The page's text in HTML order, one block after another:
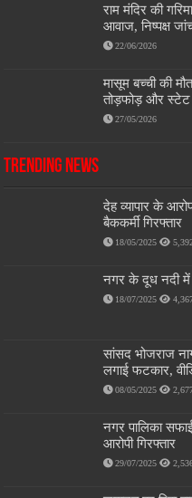
राम मंदिर की
आवाज, निष्पक्ष
22/06/2026
मासूम बच्ची की
तोड़फोड़ और स्टेट
27/05/2026
Trending News
देह व्यापार के
बैककर्मी गिरफ्तार
18/05/2025
नगर के दूध नदी में
18/07/2025
सांसद भोजराज
लगाई फटकार,
08/05/2025
नगर पालिका
आरोपी गिरफ्तार
29/07/2025